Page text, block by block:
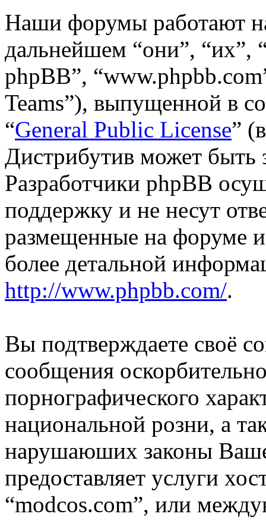
Наши форумы работают
дальнейшем “они”, “их”,
phpBB”,
Teams”), выпущенной в
“General Public License”
Дистрибутив может быть
Разработчики phpBB
поддержку и не несут
размещенные на форуме
более детальной
http://www.phpbb.com/.
Вы подтверждаете своё
сообщения
порнографического
национальной розни, а
нарушаюших законы
предоставляет услуги
“modcos.com”, или